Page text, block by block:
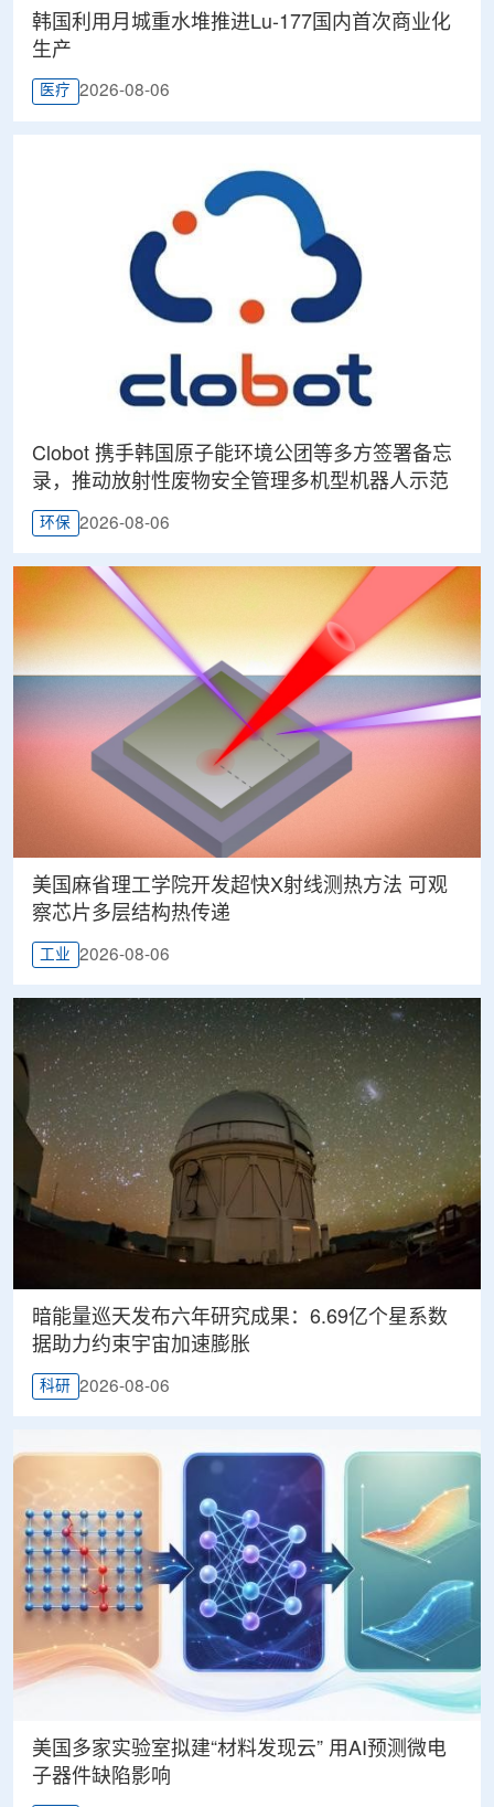
韩国利用月城重水堆推进Lu-177国内首次商业化
生产
医疗 2026-08-06
Clobot 携手韩国原子能环境公团等多方签署备忘
录，推动放射性废物安全管理多机型机器人示范
环保 2026-08-06
美国麻省理工学院开发超快X射线测热方法 可观
察芯片多层结构热传递
工业 2026-08-06
暗能量巡天发布六年研究成果：6.69亿个星系数
据助力约束宇宙加速膨胀
科研 2026-08-06
美国多家实验室拟建“材料发现云” 用AI预测微电
子器件缺陷影响